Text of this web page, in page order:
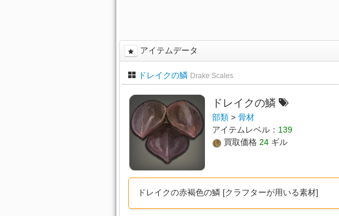
アイテムデータ
ドレイクの鱗 Drake Scales
ドレイクの鱗
部類 > 骨材
アイテムレベル： 139
買取価格 24 ギル
ドレイクの赤褐色の鱗 [クラフターが用いる素材]